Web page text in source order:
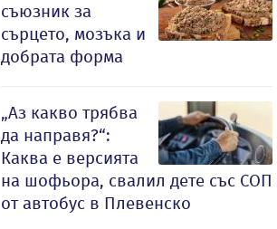
съюзник за
сърцето, мозъка и
добрата форма
„Аз какво трябва
да направя?“:
Каква е версията
на шофьора, свалил дете със СОП
от автобус в Плевенско